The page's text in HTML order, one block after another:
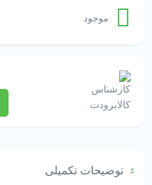
موجود
توضیحات تکمیلی